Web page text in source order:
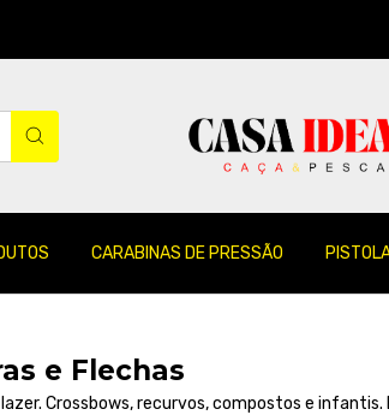
CARABINAS DE PRESSÃO
e Flechas
Crossbows, recurvos, compostos e infantis.